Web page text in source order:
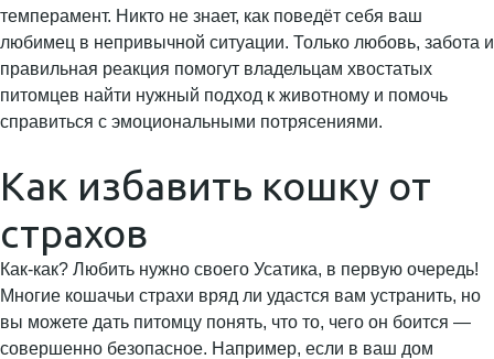
темперамент. Никто не знает, как поведёт себя ваш
любимец в непривычной ситуации. Только любовь, забота и
правильная реакция помогут владельцам хвостатых
питомцев найти нужный подход к животному и помочь
справиться с эмоциональными потрясениями.
Как избавить кошку от
страхов
Как-как? Любить нужно своего Усатика, в первую очередь!
Многие кошачьи страхи вряд ли удастся вам устранить, но
вы можете дать питомцу понять, что то, чего он боится —
совершенно безопасное. Например, если в ваш дом